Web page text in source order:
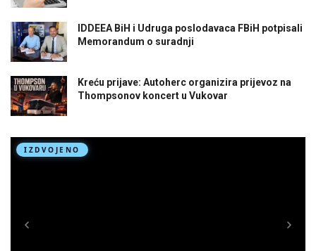
IDDEEA BiH i Udruga poslodavaca FBiH potpisali
Memorandum o suradnji
Kreću prijave: Autoherc organizira prijevoz na
Thompsonov koncert u Vukovar